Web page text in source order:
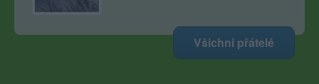
Všichni přátelé